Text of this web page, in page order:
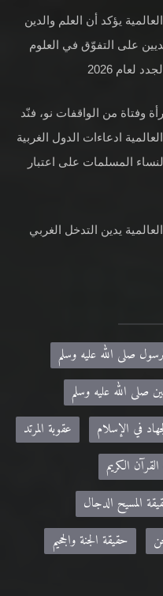
يؤكد أن العلم والدين
على التفوّق في العلوم
لعام 2026
أمام أكثر من 1700 امرأة وفتاة من الواقفات نو، فنّد
ادعاءات الدول الغربية
المسلمات على اعتبار
يدين التدخل الغربي
صلى الله عليه وسلم
صلى الله عليه وسلم
في الإسلام
عقوبة المرتد
الكريم
المسيح الدجال
حقيقة الجنة والجحيم